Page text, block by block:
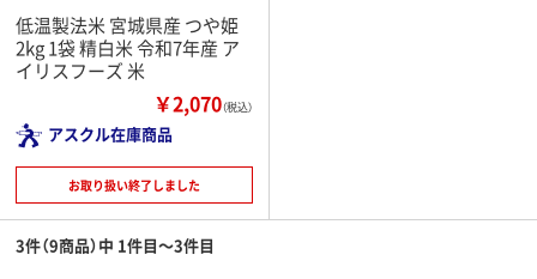
低温製法米 宮城県産 つや姫
2kg 1袋 精白米 令和7年産 ア
イリスフーズ 米
￥2,070（税込）
アスクル在庫商品
お取り扱い終了しました
3件（9商品）中 1件目～3件目